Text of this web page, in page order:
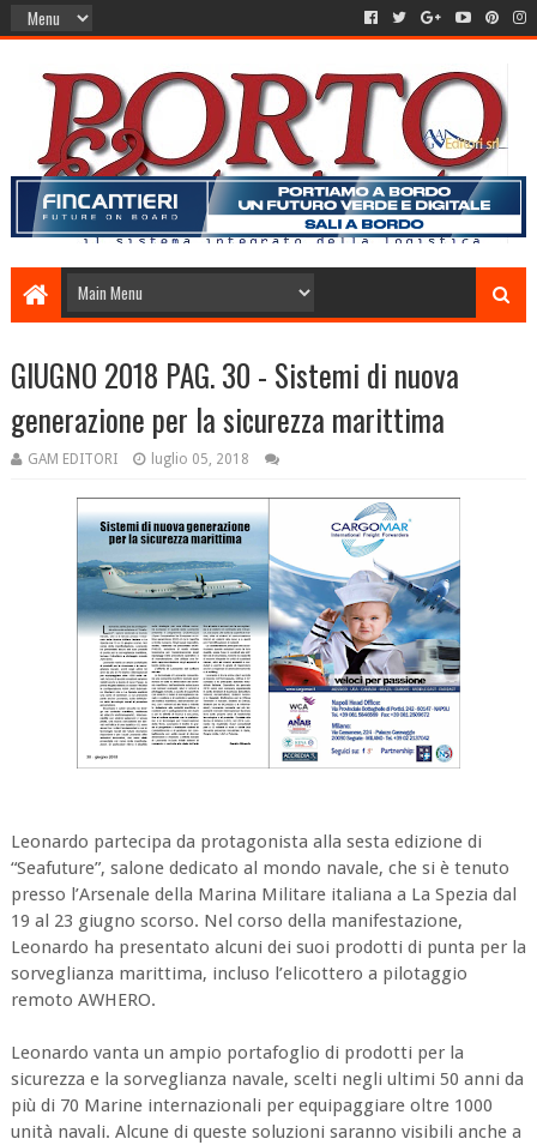
GIUGNO 2018 PAG. 30 - Sistemi di nuova
generazione per la sicurezza marittima
GAM EDITORI luglio 05, 2018
Leonardo partecipa da protagonista alla sesta edizione di
“Seafuture”, salone dedicato al mondo navale, che si è tenuto
presso l’Arsenale della Marina Militare italiana a La Spezia dal
19 al 23 giugno scorso. Nel corso della manifestazione,
Leonardo ha presentato alcuni dei suoi prodotti di punta per la
sorveglianza marittima, incluso l’elicottero a pilotaggio
remoto AWHERO.
Leonardo vanta un ampio portafoglio di prodotti per la
sicurezza e la sorveglianza navale, scelti negli ultimi 50 anni da
più di 70 Marine internazionali per equipaggiare oltre 1000
unità navali. Alcune di queste soluzioni saranno visibili anche a